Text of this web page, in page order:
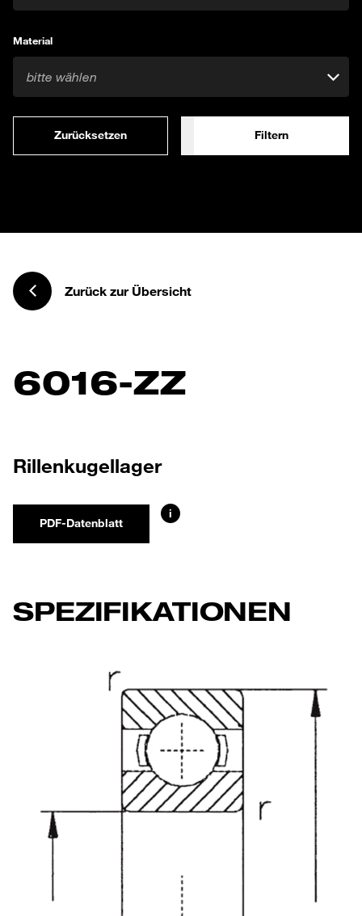
Material
bitte wählen
Zurücksetzen Filtern
Zurück zur Übersicht
6016-ZZ
Rillenkugellager
PDF-Datenblatt
i
SPEZIFIKATIONEN